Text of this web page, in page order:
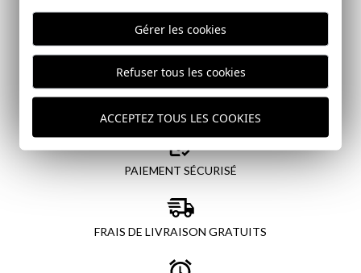
ENVOYER
PAIEMENT SÉCURISÉ
FRAIS DE LIVRAISON GRATUITS
Gérer les cookies
Refuser tous les cookies
ACCEPTEZ TOUS LES COOKIES